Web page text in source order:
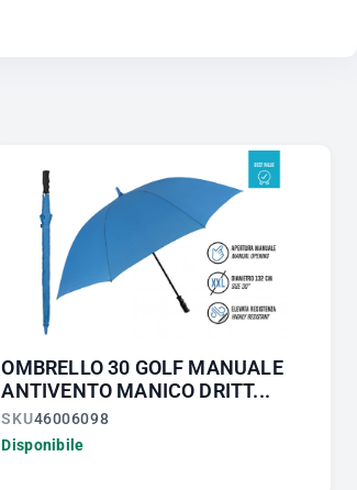
OMBRELLO 30 GOLF MANUALE
ANTIVENTO MANICO DRITT...
SKU46006098
Disponibile